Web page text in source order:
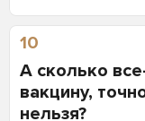
10
А сколько
вакцину,
нельзя?